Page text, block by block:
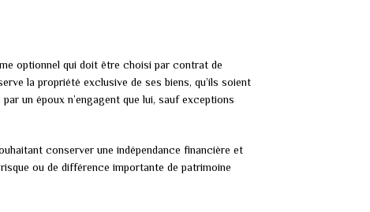
optionnel qui doit être choisi par contrat de
la propriété exclusive de ses biens, qu’ils soient
un époux n’engagent que lui, sauf exceptions
conserver une indépendance financière et
ou de différence importante de patrimoine